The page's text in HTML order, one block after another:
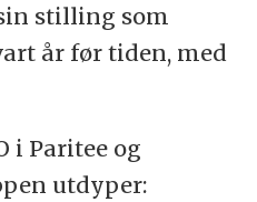
stilling som
år før tiden, med
i Paritee og
utdyper: